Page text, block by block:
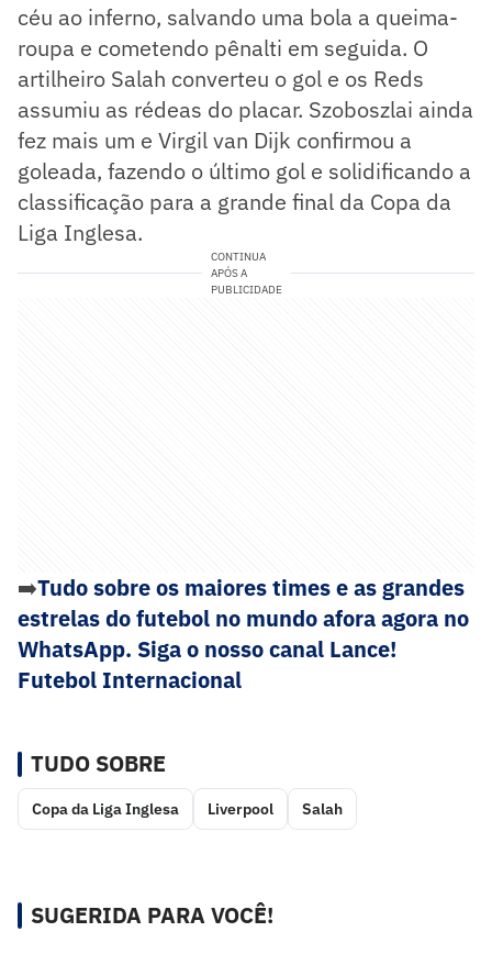
céu ao inferno, salvando uma bola a queima-
roupa e cometendo pênalti em seguida. O
artilheiro Salah converteu o gol e os Reds
assumiu as rédeas do placar. Szoboszlai ainda
fez mais um e Virgil van Dijk confirmou a
goleada, fazendo o último gol e solidificando a
classificação para a grande final da Copa da
Liga Inglesa.
CONTINUA
APÓS A
PUBLICIDADE
➡️Tudo sobre os maiores times e as grandes
estrelas do futebol no mundo afora agora no
WhatsApp. Siga o nosso canal Lance!
Futebol Internacional
TUDO SOBRE
Copa da Liga Inglesa Liverpool Salah
SUGERIDA PARA VOCÊ!